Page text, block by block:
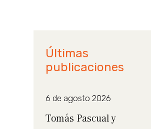
Últimas
publicaciones
6 de agosto 2026
Tomás Pascual y